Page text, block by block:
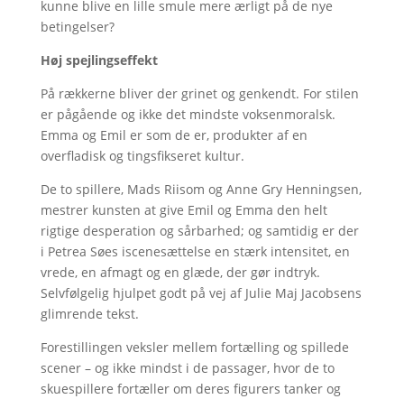
kunne blive en lille smule mere ærligt på de nye
betingelser?
Høj spejlingseffekt
På rækkerne bliver der grinet og genkendt. For stilen
er pågående og ikke det mindste voksenmoralsk.
Emma og Emil er som de er, produkter af en
overfladisk og tingsfikseret kultur.
De to spillere, Mads Riisom og Anne Gry Henningsen,
mestrer kunsten at give Emil og Emma den helt
rigtige desperation og sårbarhed; og samtidig er der
i Petrea Søes iscenesættelse en stærk intensitet, en
vrede, en afmagt og en glæde, der gør indtryk.
Selvfølgelig hjulpet godt på vej af Julie Maj Jacobsens
glimrende tekst.
Forestillingen veksler mellem fortælling og spillede
scener – og ikke mindst i de passager, hvor de to
skuespillere fortæller om deres figurers tanker og